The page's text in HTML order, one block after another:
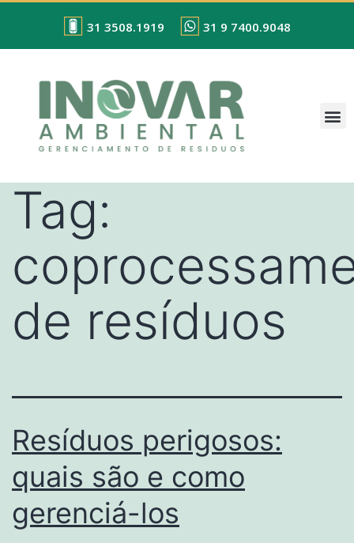
31 3508.1919 31 9 7400.9048
Tag:
de resíduos
Resíduos perigosos:
quais são e como
gerenciá-los